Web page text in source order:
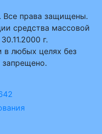
права защищены.
средства массовой
г.
в любых целях без